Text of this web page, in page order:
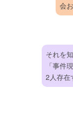
会
それを
「事件
2人存在